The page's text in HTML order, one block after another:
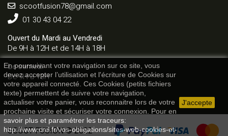
scootfusion78@gmail.com
01 30 43 04 22
Ouvert du Mardi au Vendredi
De 9H à 12H et de 14H à 18H
Le samedi
De 9H à 13H
En poursuivant votre navigation sur ce site, vous
devez accepter l’utilisation et l'écriture de Cookies sur
votre appareil connecté. Ces Cookies (petits fichiers
texte) permettent de suivre votre navigation,
actualiser votre panier, vous reconnaitre lors de votre
prochaine visite et sécuriser votre connexion. Pour en
savoir plus et paramétrer les traceurs:
http://www.cnil.fr/vos-obligations/sites-web-cookies-et-
J'accepte
SCOOT FUSION © 2022